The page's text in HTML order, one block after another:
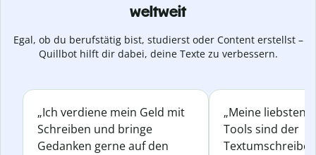
weltweit
Egal, ob du berufstätig bist, studierst oder Content erstellst –
Quillbot hilft dir dabei, deine Texte zu verbessern.
„Ich verdiene mein Geld mit
Schreiben und bringe
Gedanken gerne auf den
„Meine liebsten
Tools sind der